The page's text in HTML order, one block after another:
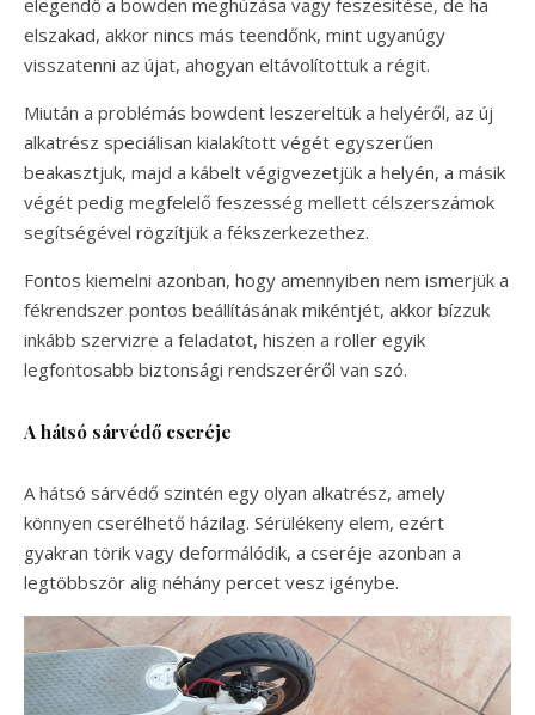
elszakad, akkor nincs más teendőnk, mint ugyanúgy
visszatenni az újat, ahogyan eltávolítottuk a régit.
Miután a problémás bowdent leszereltük a helyéről, az új
alkatrész speciálisan kialakított végét egyszerűen
beakasztjuk, majd a kábelt végigvezetjük a helyén, a másik
végét pedig megfelelő feszesség mellett célszerszámok
segítségével rögzítjük a fékszerkezethez.
Fontos kiemelni azonban, hogy amennyiben nem ismerjük a
fékrendszer pontos beállításának mikéntjét, akkor bízzuk
inkább szervizre a feladatot, hiszen a roller egyik
legfontosabb biztonsági rendszeréről van szó.
A hátsó sárvédő cseréje
A hátsó sárvédő szintén egy olyan alkatrész, amely
könnyen cserélhető házilag. Sérülékeny elem, ezért
gyakran törik vagy deformálódik, a cseréje azonban a
legtöbbször alig néhány percet vesz igénybe.